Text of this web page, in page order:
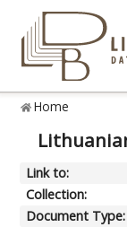
Home
Link to:
Collection:
Document Type: